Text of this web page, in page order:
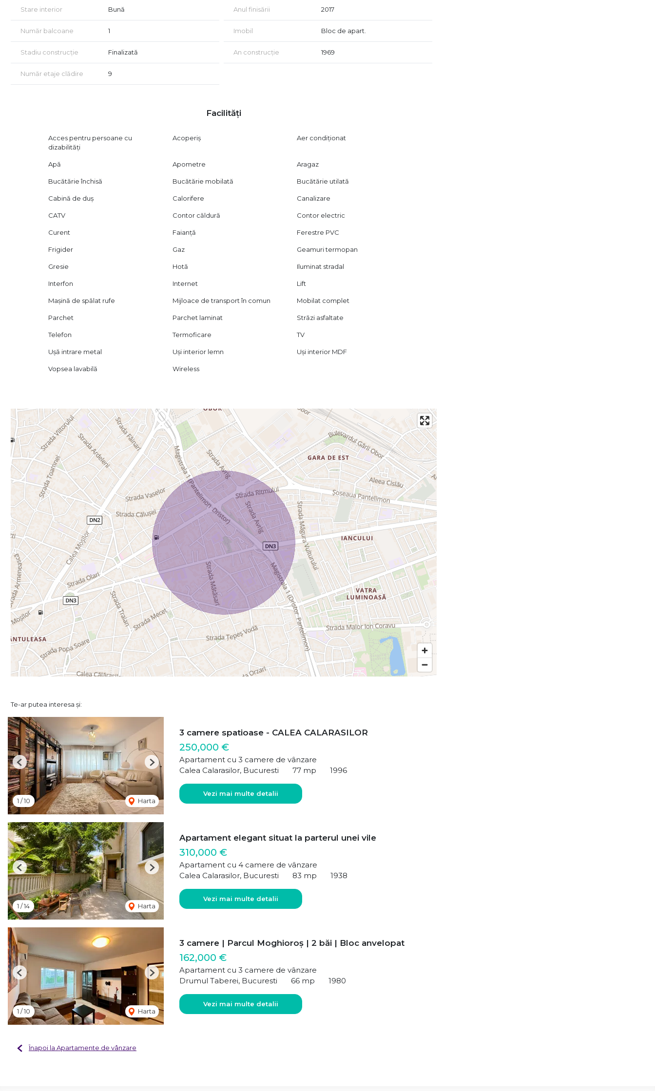
Oferim consultanță GRATUITĂ pentru achiziții prin credit ipotecar!
Certificatul energetic va fi disponibil la vânzare.
Vizionarea imobilului se realizează doar în baza semnării unui acord de vizionare, conform art. 2.096-2.102 din Codul
Stare interior Bună Anul finisării 2017
Număr balcoane 1 Imobil Bloc de apart.
Stadiu construcție Finalizată An construcție 1969
Număr etaje clădire 9
Facilități
Acces pentru persoane cu
dizabilități
Acoperiș Aer condiționat
Apă Apometre Aragaz
Bucătărie închisă Bucătărie mobilată Bucătărie utilată
Cabină de duș Calorifere Canalizare
CATV Contor căldură Contor electric
Curent Faianță Ferestre PVC
Frigider Gaz Geamuri termopan
Gresie Hotă Iluminat stradal
Interfon Internet Lift
Mașină de spălat rufe Mijloace de transport în comun Mobilat complet
Parchet Parchet laminat Străzi asfaltate
Telefon Termoficare TV
Ușă intrare metal Uși interior lemn Uși interior MDF
Vopsea lavabilă Wireless
Te-ar putea interesa și:
1 /10 Harta
Previous Next
3 camere spatioase - CALEA CALARASILOR
250,000 €
Apartament cu 3 camere de vânzare
Calea Calarasilor, Bucuresti
77 mp 1996
Vezi mai multe detalii
1 /14 Harta
Previous Next
Apartament elegant situat la parterul unei vile
310,000 €
Apartament cu 4 camere de vânzare
Calea Calarasilor, Bucuresti
83 mp 1938
Vezi mai multe detalii
1 /10 Harta
Previous Next
3 camere | Parcul Moghioroș | 2 băi | Bloc anvelopat
162,000 €
Apartament cu 3 camere de vânzare
Drumul Taberei, Bucuresti
66 mp 1980
Vezi mai multe detalii
Înapoi la Apartamente de vânzare